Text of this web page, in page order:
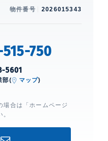
物件番号 2026015343
750
5601
部( マップ)
合は「ホームページ